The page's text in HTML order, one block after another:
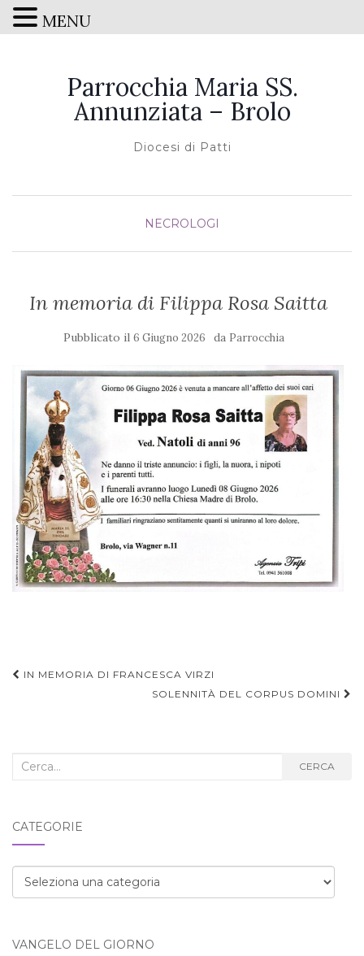
Parrocchia Maria SS.
Annunziata – Brolo
Diocesi di Patti
NECROLOGI
In memoria di Filippa Rosa Saitta
Pubblicato il 6 Giugno 2026 da Parrocchia
Navigazione
IN MEMORIA DI FRANCESCA VIRZI
SOLENNITÀ DEL CORPUS DOMINI
Cerca
CERCA
CATEGORIE
Categorie
VANGELO DEL GIORNO
MENU